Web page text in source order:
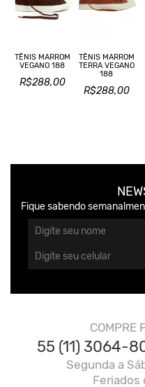
TÊNIS MARROM
VEGANO 188
R$288,00
TÊNIS MARROM
TERRA VEGANO
188
R$288,00
Fique sabendo
COMPRE
55 (11) 3064-
Segunda a
Feriados